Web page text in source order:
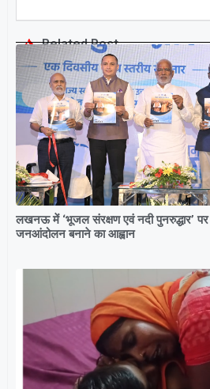
Related Post
लखनऊ में ‘भूजल संरक्षण एवं नदी पुनरुद्धार’
जनआंदोलन बनाने का आह्वान